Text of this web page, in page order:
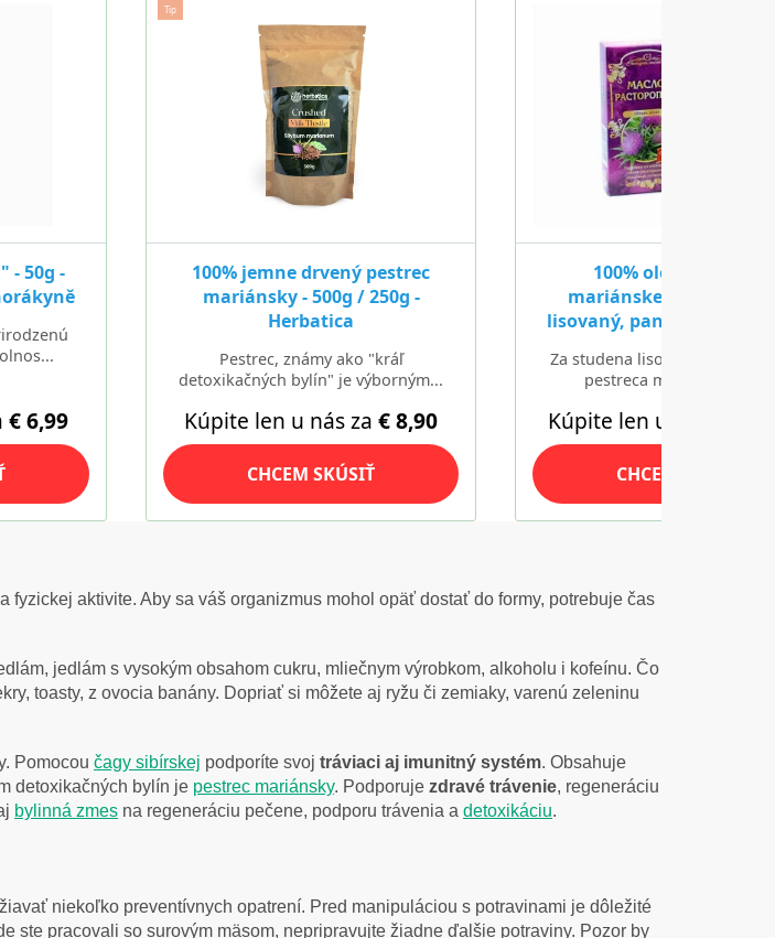
fyzickej aktivite. Aby sa váš organizmus mohol opäť dostať do formy, potrebuje čas
jedlám s vysokým obsahom cukru, mliečnym výrobkom, alkoholu i kofeínu. Čo
toasty, z ovocia banány. Dopriať si môžete aj ryžu či zemiaky, varenú zeleninu
Pomocou čagy sibírskej podporíte svoj tráviaci aj imunitný systém. Obsahuje
detoxikačných bylín je pestrec mariánsky. Podporuje zdravé trávenie, regeneráciu
bylinná zmes na regeneráciu pečene, podporu trávenia a detoxikáciu.
niekoľko preventívnych opatrení. Pred manipuláciou s potravinami je dôležité
ste pracovali so surovým mäsom, nepripravujte žiadne ďalšie potraviny. Pozor by